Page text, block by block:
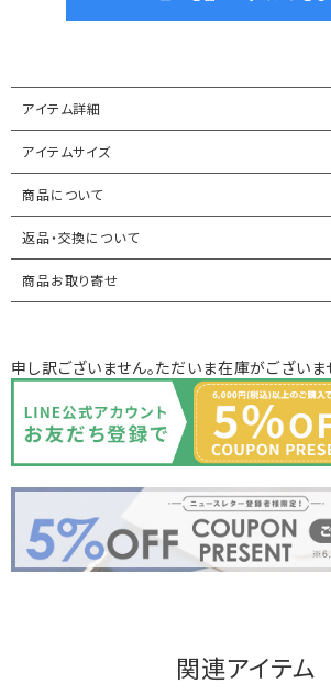
アイテム詳細
アイテムサイズ
商品について
返品・交換について
商品お取り寄せ
申し訳ございません。ただいま在庫がございま
関連アイテム